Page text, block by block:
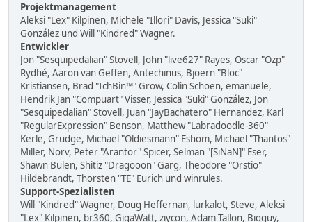
Projektmanagement
Aleksi "Lex" Kilpinen, Michele "Illori" Davis, Jessica "Suki"
González und Will "Kindred" Wagner.
Entwickler
Jon "Sesquipedalian" Stovell, John "live627" Rayes, Oscar "Ozp"
Rydhé, Aaron van Geffen, Antechinus, Bjoern "Bloc"
Kristiansen, Brad "IchBin™" Grow, Colin Schoen, emanuele,
Hendrik Jan "Compuart" Visser, Jessica "Suki" González, Jon
"Sesquipedalian" Stovell, Juan "JayBachatero" Hernandez, Karl
"RegularExpression" Benson, Matthew "Labradoodle-360"
Kerle, Grudge, Michael "Oldiesmann" Eshom, Michael "Thantos"
Miller, Norv, Peter "Arantor" Spicer, Selman "[SiNaN]" Eser,
Shawn Bulen, Shitiz "Dragooon" Garg, Theodore "Orstio"
Hildebrandt, Thorsten "TE" Eurich und winrules.
Support-Spezialisten
Will "Kindred" Wagner, Doug Heffernan, lurkalot, Steve, Aleksi
"Lex" Kilpinen, br360, GigaWatt, ziycon, Adam Tallon, Bigguy,